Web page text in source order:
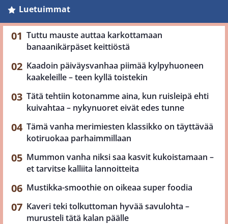
Luetuimmat
Tuttu mauste auttaa karkottamaan
banaanikärpäset keittiöstä
Kaadoin päiväysvanhaa piimää kylpyhuoneen
kaakeleille – teen kyllä toistekin
Tätä tehtiin kotonamme aina, kun ruisleipä ehti
kuivahtaa – nykynuoret eivät edes tunne
Tämä vanha merimiesten klassikko on täyttävää
kotiruokaa parhaimmillaan
Mummon vanha niksi saa kasvit kukoistamaan –
et tarvitse kalliita lannoitteita
Mustikka-smoothie on oikeaa super foodia
Kaveri teki tolkuttoman hyvää savulohta –
murusteli tätä kalan päälle